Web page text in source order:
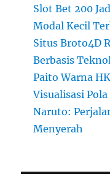
Slot Bet 200
Modal Kecil
Situs Broto4D
Berbasis
Paito Warna
Visualisasi
Naruto:
Menyerah